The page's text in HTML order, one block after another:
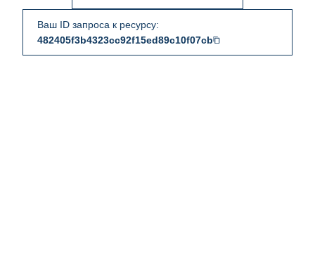
Ваш ID запроса к ресурсу:
482405f3b4323cc92f15ed89c10f07cb